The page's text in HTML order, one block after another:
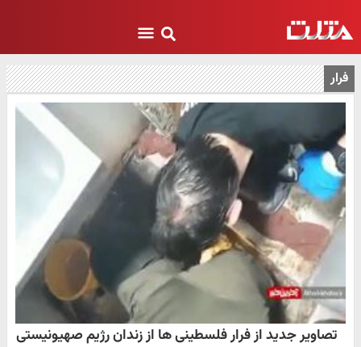
فرار
تصاویر جدید از فرار فلسطینی ها از زندان رژیم صهیونیستی